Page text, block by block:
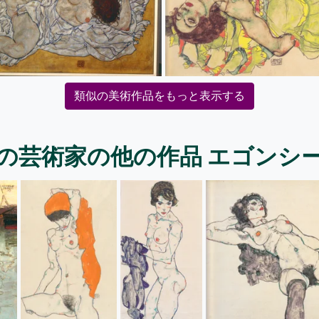
類似の美術作品をもっと表示する
芸術家の他の作品 エゴンシ